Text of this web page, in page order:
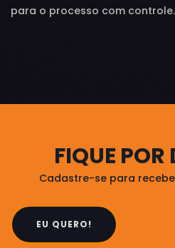
para o processo com controle.
FIQUE POR
Cadastre-se para
EU QUERO!